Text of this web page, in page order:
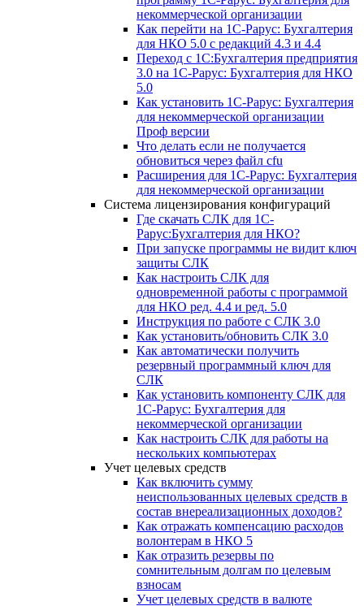
некоммерческой организации
Как перейти на 1С-Рарус: Бухгалтерия
для НКО 5.0 с редакций 4.3 и 4.4
Переход с 1С:Бухгалтерия предприятия
3.0 на 1С-Рарус: Бухгалтерия для НКО
5.0
Как установить 1С-Рарус: Бухгалтерия
для некоммерческой организации
Проф версии
Что делать если не получается
обновиться через файл cfu
Расширения для 1С-Рарус: Бухгалтерия
для некоммерческой организации
Система лицензирования конфигураций
Где скачать СЛК для 1С-
Рарус:Бухгалтерия для НКО?
При запуске программы не видит ключ
защиты СЛК
Как настроить СЛК для
одновременной работы с программой
для НКО ред. 4.4 и ред. 5.0
Инструкция по работе с СЛК 3.0
Как установить/обновить СЛК 3.0
Как автоматически получить
резервный программный ключ для
СЛК
Как установить компоненту СЛК для
1С-Рарус: Бухгалтерия для
некоммерческой организации
Как настроить СЛК для работы на
нескольких компьютерах
Учет целевых средств
Как включить сумму
неиспользованных целевых средств в
состав внереализационных доходов?
Как отражать компенсацию расходов
волонтерам в НКО 5
Как отразить резервы по
сомнительным долгам по целевым
взносам
Учет целевых средств в валюте